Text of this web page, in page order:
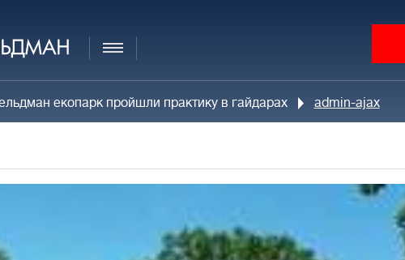
екопарк пройшли практику в гайдарах admin-ajax